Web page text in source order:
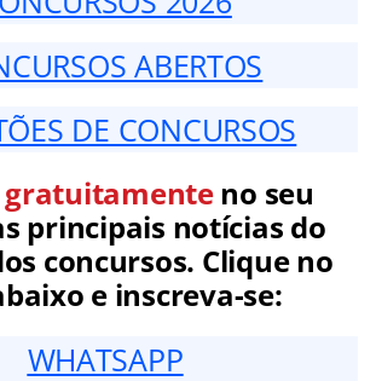
ABERTOS
DE CONCURSOS
gratuitamenteno seu
principais notícias do
concursos. Clique no
e inscreva-se:
WHATSAPP